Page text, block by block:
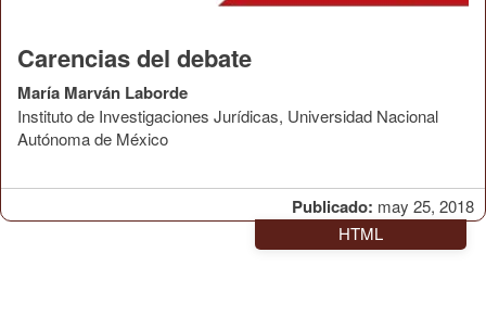
Publicado: may 25, 2018
Carencias del debate
María Marván Laborde
Instituto de Investigaciones Jurídicas, Universidad Nacional
Autónoma de México
HTML